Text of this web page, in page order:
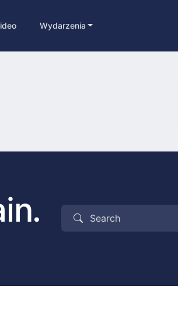
Wydarzenia